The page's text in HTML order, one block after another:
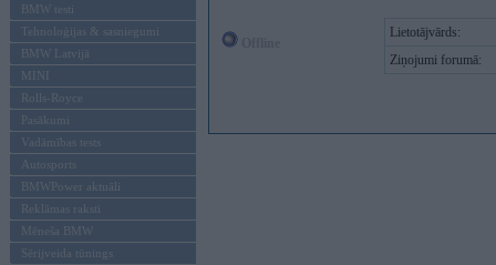
BMW testi
Tehnoloģijas & sasniegumi
BMW Latvijā
MINI
Rolls-Royce
Pasākumi
Vadāmības tests
Autosports
BMWPower aktuāli
Reklāmas raksti
Mēneša BMW
Sērijveida tūnings
Lietotājvārds:
Ziņojumi forumā: